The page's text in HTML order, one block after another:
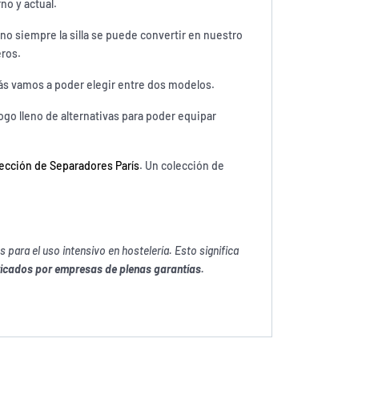
y actual.
siempre la silla se puede convertir en nuestro
vamos a poder elegir entre dos modelos.
lleno de alternativas para poder equipar
de Separadores París. Un colección de
para el uso intensivo en hostelería. Esto significa
por empresas de plenas garantías.